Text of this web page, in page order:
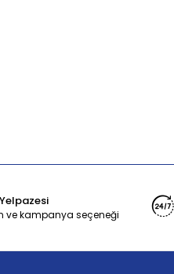
ve kampanya seçeneği